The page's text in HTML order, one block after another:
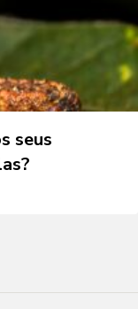
seus